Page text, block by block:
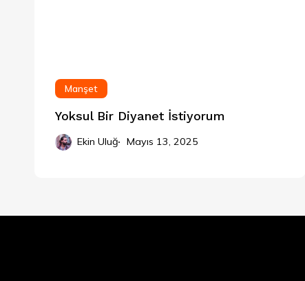
Manşet
Yoksul Bir Diyanet İstiyorum
Ekin Uluğ Mayıs 13, 2025